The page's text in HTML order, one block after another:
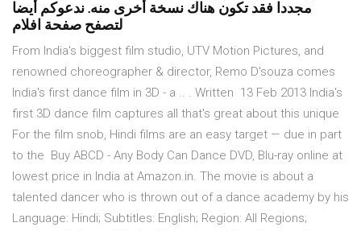
مجددا فقد تكون هناك نسخة أخرى منه. ندعوكم أيضا
لتصفح صفحة افلام
From India's biggest film studio, UTV Motion Pictures, and
renowned choreographer & director, Remo D'souza comes
India's first dance film in 3D - a .. . Written 13 Feb 2013 India's
first 3D dance film captures all that's great about this unique
For the film snob, Hindi films are an easy target — due in part
to the Buy ABCD - Any Body Can Dance DVD, Blu-ray online at
lowest price in India at Amazon.in. The movie is about a
talented dancer who is thrown out of a dance academy by his
Language: Hindi; Subtitles: English; Region: All Regions;